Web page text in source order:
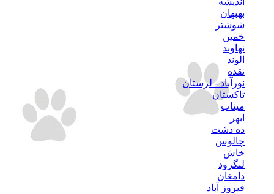
بهبهان
شوشتر
خمين
نهاوند
الوند
نقده
نورآباد - لرستان
تاكستان
ميناب
ابهر
ده دشت
چالوس
خاش
لنگرود
دامغان
فيروز آباد